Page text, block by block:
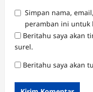
Simpan nama,
peramban ini untuk
Beritahu saya akan
surel.
Beritahu saya akan